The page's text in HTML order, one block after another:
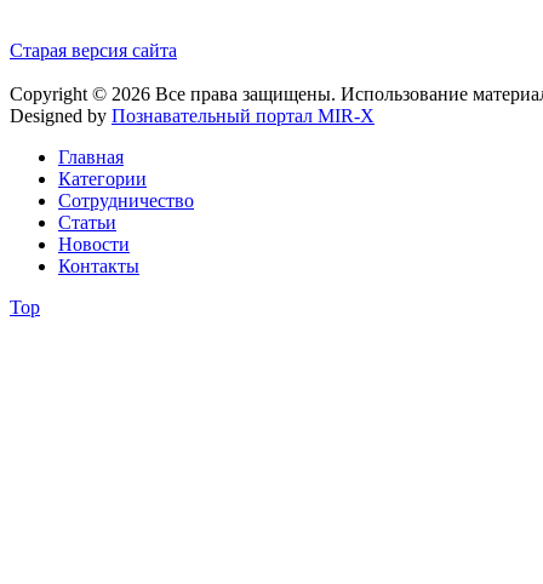
Старая версия сайта
Copyright © 2026 Все права защищены. Использование
Designed by Познавательный портал MIR-X
Главная
Категории
Сотрудничество
Статьи
Новости
Контакты
Top